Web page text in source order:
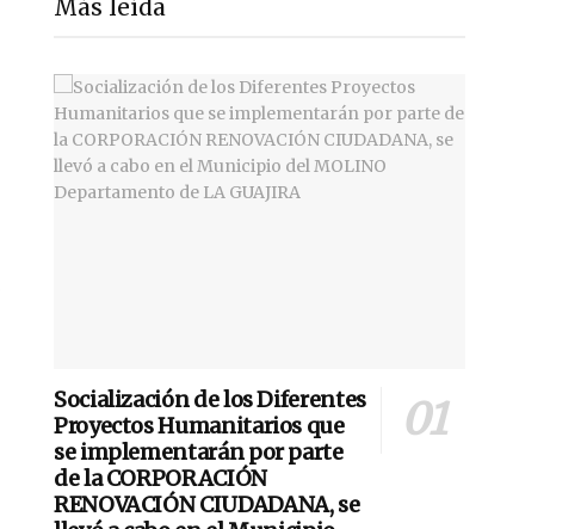
Más leída
Socialización de los Diferentes
Proyectos Humanitarios que
se implementarán por parte
de la CORPORACIÓN
RENOVACIÓN CIUDADANA, se